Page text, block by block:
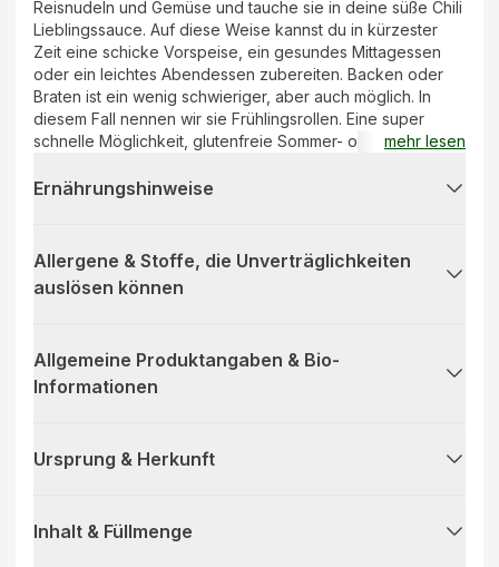
Reisnudeln und Gemüse und tauche sie in deine süße Chili
Lieblingssauce. Auf diese Weise kannst du in kürzester
Zeit eine schicke Vorspeise, ein gesundes Mittagessen
oder ein leichtes Abendessen zubereiten. Backen oder
Braten ist ein wenig schwieriger, aber auch möglich. In
diesem Fall nennen wir sie Frühlingsrollen. Eine super
schnelle Möglichkeit, glutenfreie Sommer- oder
Vietnam macht die Blätter durch dünnes Auftragen,
Bambusschalen. Man kann dieses Rautenmuster immer
noch im Reispapier von heute sehen.
Zubereitungsmethode: Tauche die Blätter einzeln in
Reisnudeln und Gemüse füllen und in deine Lieblingssauce
tauchen.
mehr lesen
Ernährungshinweise
Allergene & Stoffe, die Unverträglichkeiten
auslösen können
Allgemeine Produktangaben & Bio-
Informationen
Ursprung & Herkunft
Inhalt & Füllmenge